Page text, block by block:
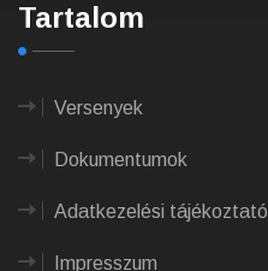
Tartalom
Versenyek
Dokumentumok
Adatkezelési tájékoztató
Impresszum